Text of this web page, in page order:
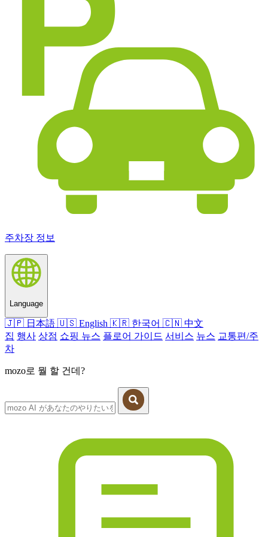
주차장 정보
Language
🇯🇵 日本語 🇺🇸 English 🇰🇷 한국어 🇨🇳 中文
집 행사 상점 쇼핑 뉴스 플로어 가이드 서비스 뉴스 교통편/주
차
mozo로 뭘 할 건데?